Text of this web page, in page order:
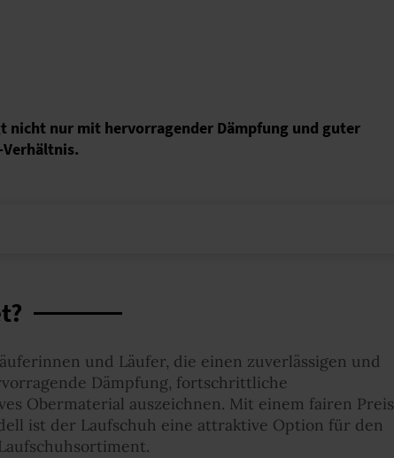
nicht nur mit hervorragender Dämpfung und guter
und Läufer, die einen zuverlässigen und
Dämpfung, fortschrittliche
Obermaterial auszeichnen. Mit einem fairen Preis
ist der Laufschuh eine attraktive Option für den